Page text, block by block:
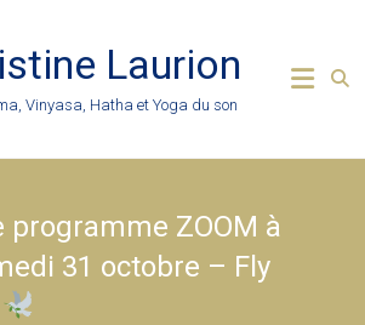
Laurion
Vinyasa, Hatha et Yoga du son
programme ZOOM à
31 octobre – Fly